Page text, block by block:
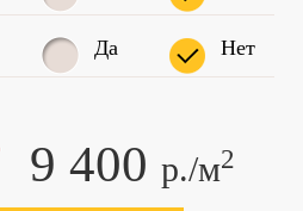
Да Нет
9 400р./м2